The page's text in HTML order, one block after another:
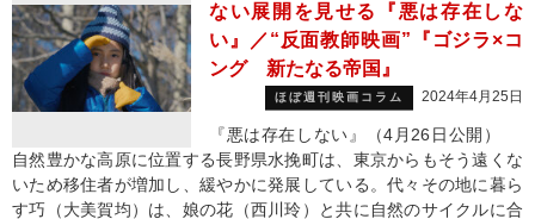
ない展開を見せる『悪は存在しな
い』／“反面教師映画”『ゴジラ×コ
ング 新たなる帝国』
ほぼ週刊映画コラム 2024年4月25日
『悪は存在しない』（4月26日公開）
自然豊かな高原に位置する長野県水挽町は、東京からもそう遠くな
いため移住者が増加し、緩やかに発展している。代々その地に暮ら
す巧（大美賀均）は、娘の花（西川玲）と共に自然のサイクルに合